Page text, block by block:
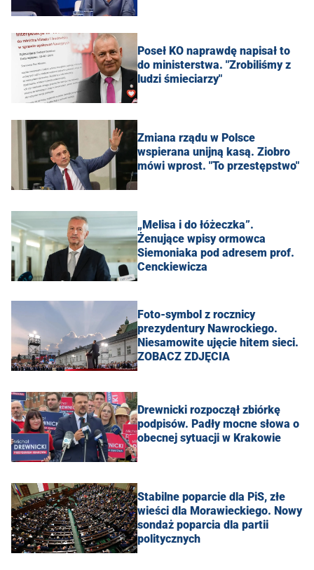
Poseł KO naprawdę napisał to
do ministerstwa. "Zrobiliśmy z
ludzi śmieciarzy"
Zmiana rządu w Polsce
wspierana unijną kasą. Ziobro
mówi wprost. "To przestępstwo"
„Melisa i do łóżeczka”.
Żenujące wpisy ormowca
Siemoniaka pod adresem prof.
Cenckiewicza
Foto-symbol z rocznicy
prezydentury Nawrockiego.
Niesamowite ujęcie hitem sieci.
ZOBACZ ZDJĘCIA
Drewnicki rozpoczął zbiórkę
podpisów. Padły mocne słowa o
obecnej sytuacji w Krakowie
Stabilne poparcie dla PiS, złe
wieści dla Morawieckiego. Nowy
sondaż poparcia dla partii
politycznych